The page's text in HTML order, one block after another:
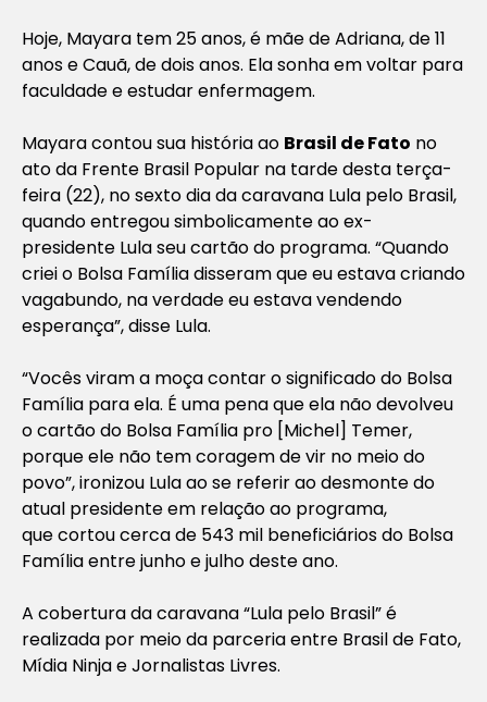
Hoje, Mayara tem 25 anos, é mãe de Adriana, de 11
anos e Cauã, de dois anos. Ela sonha em voltar para
faculdade e estudar enfermagem.
Mayara contou sua história ao Brasil de Fato no
ato da Frente Brasil Popular na tarde desta terça-
feira (22), no sexto dia da caravana Lula pelo Brasil,
quando entregou simbolicamente ao ex-
presidente Lula seu cartão do programa. “Quando
criei o Bolsa Família disseram que eu estava criando
vagabundo, na verdade eu estava vendendo
esperança”, disse Lula.
“Vocês viram a moça contar o significado do Bolsa
Família para ela. É uma pena que ela não devolveu
o cartão do Bolsa Família pro [Michel] Temer,
porque ele não tem coragem de vir no meio do
povo”, ironizou Lula ao se referir ao desmonte do
atual presidente em relação ao programa,
que cortou cerca de 543 mil beneficiários do Bolsa
Família entre junho e julho deste ano.
A cobertura da caravana “Lula pelo Brasil” é
realizada por meio da parceria entre Brasil de Fato,
Mídia Ninja e Jornalistas Livres.